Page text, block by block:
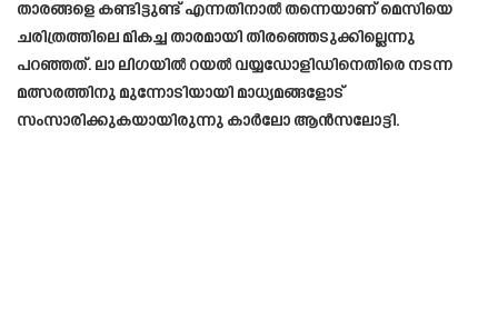
താരങ്ങളെ കണ്ടിട്ടുണ്ട് എന്നതിനാൽ തന്നെയാണ് മെസിയെ
ചരിത്രത്തിലെ മികച്ച താരമായി തിരഞ്ഞെടുക്കില്ലെന്നു
പറഞ്ഞത്. ലാ ലിഗയിൽ റയൽ വയ്യഡോളിഡിനെതിരെ നടന്ന
മത്സരത്തിനു മുന്നോടിയായി മാധ്യമങ്ങളോട്
സംസാരിക്കുകയായിരുന്നു കാർലോ ആൻസലോട്ടി.